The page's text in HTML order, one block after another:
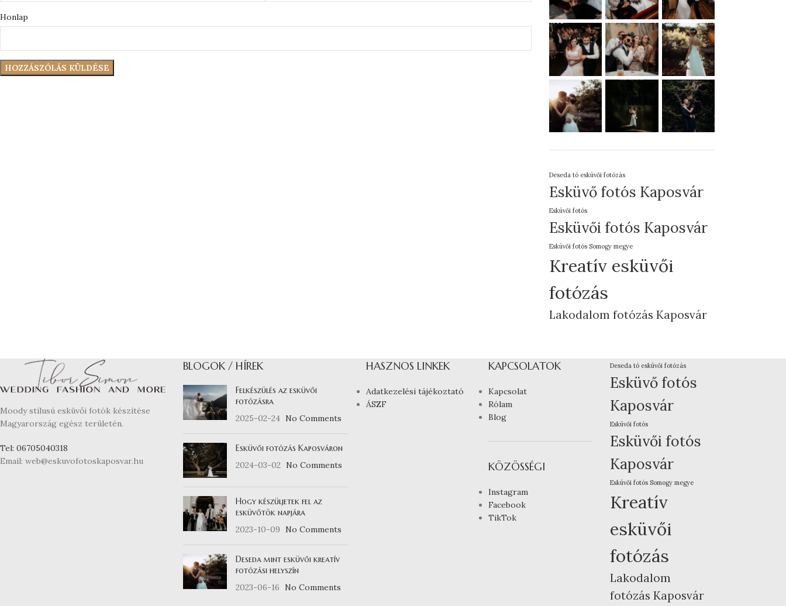
Honlap
Deseda tó esküvői fotózás
Esküvő fotós Kaposvár
Esküvői fotós
Esküvői fotós Kaposvár
Esküvői fotós Somogy megye
Kreatív esküvői
fotózás
Lakodalom fotózás Kaposvár
Moody stílusú esküvői fotók készítése
Magyarország egész területén.
Tel: 06705040318
Email: web@eskuvofotoskaposvar.hu
BLOGOK / HÍREK
Felkészülés az esküvői
fotózásra
2025-02-24 No Comments
Esküvői fotózás Kaposváron
2024-03-02
No Comments
Hogy készüljetek fel az
esküvőtök napjára
2023-10-09
No Comments
Deseda mint esküvői kreatív
fotózási helyszín
2023-06-16
No Comments
HASZNOS LINKEK
Adatkezelési tájékoztató
ÁSZF
KAPCSOLATOK
Kapcsolat
Rólam
Blog
KÖZÖSSÉGI
Instagram
Facebook
TikTok
Deseda tó esküvői fotózás
Esküvő fotós
Kaposvár
Esküvői fotós
Esküvői fotós
Kaposvár
Esküvői fotós Somogy megye
Kreatív
esküvői
fotózás
Lakodalom
fotózás Kaposvár